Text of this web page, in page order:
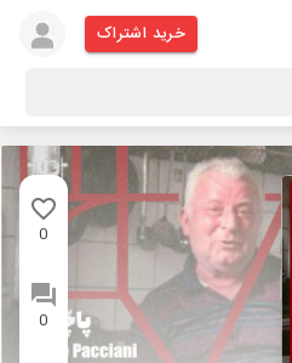
خرید اشتراک
0
0